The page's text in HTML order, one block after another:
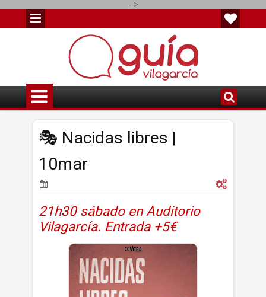
-->
🎭 Nacidas libres |
10mar
21h30 sábado en Auditorio
Vilagarcía. Entrada +5€